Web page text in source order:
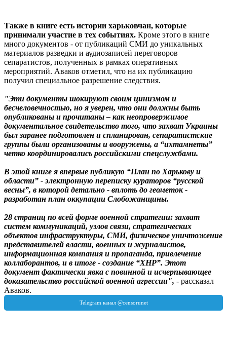
Также в книге есть истории харьковчан, которые
принимали участие в тех событиях. Кроме этого в книге
много документов - от публикаций СМИ до уникальных
материалов разведки и аудиозаписей переговоров
сепаратистов, полученных в рамках оперативных
мероприятий. Аваков отметил, что на их публикацию
получил специальное разрешение следствия.
"Эти документы шокируют своим цинизмом и
бесчеловечностью, но я уверен, что они должны быть
опубликованы и прочитаны – как неопровержимое
документальное свидетельство того, что захват Украины
был заранее подготовлен и спланирован, сепаратистские
группы были организованы и вооружены, а “ихтамнеты”
четко координировались российскими спецслужбами.
В этой книге я впервые публикую “План по Харькову и
области” - электронную переписку кураторов “русской
весны”, в которой детально - вплоть до геометок -
разработан план оккупации Слобожанщины.
28 страниц по всей форме военной стратегии: захват
систем коммуникаций, узлов связи, стратегических
объектов инфраструктуры, СМИ, физическое уничтожение
представителей власти, военных и журналистов,
информационная компания и пропаганда, привлечение
коллаборантов, и в итоге - создание “ХНР”. Этот
документ фактически явка с повинной и исчерпывающее
доказательство российской военной агрессии", - рассказал
Аваков.